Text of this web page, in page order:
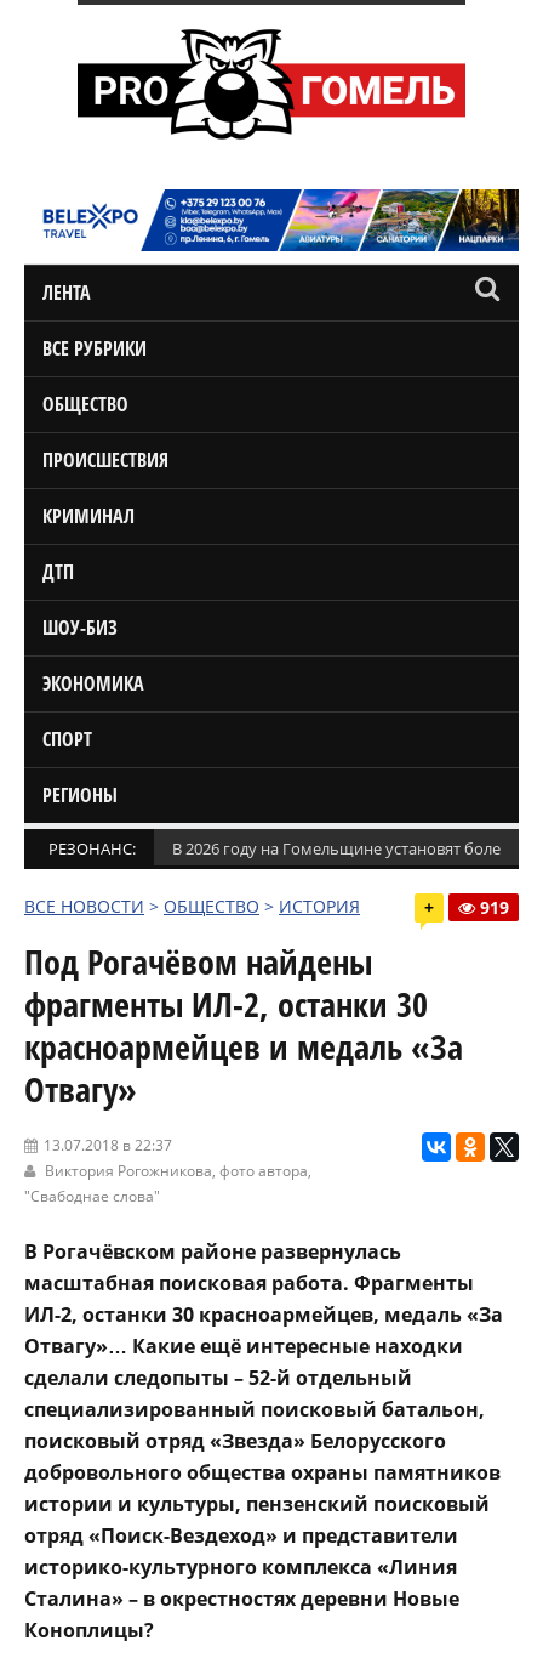
ЛЕНТА
ВСЕ РУБРИКИ
ОБЩЕСТВО
ПРОИСШЕСТВИЯ
КРИМИНАЛ
ДТП
ШОУ-БИЗ
ЭКОНОМИКА
СПОРТ
РЕГИОНЫ
РЕЗОНАНС: В 2026 году на Гомельщине установят более
ВСЕ НОВОСТИ > ОБЩЕСТВО > ИСТОРИЯ + 919
Под Рогачёвом найдены
фрагменты ИЛ-2, останки 30
красноармейцев и медаль «За
Отвагу»
13.07.2018 в 22:37
Виктория Рогожникова, фото автора,
"Свабоднае слова"
В Рогачёвском районе развернулась
масштабная поисковая работа. Фрагменты
ИЛ-2, останки 30 красноармейцев, медаль «За
Отвагу»… Какие ещё интересные находки
сделали следопыты – 52-й отдельный
специализированный поисковый батальон,
поисковый отряд «Звезда» Белорусского
добровольного общества охраны памятников
истории и культуры, пензенский поисковый
отряд «Поиск-Вездеход» и представители
историко-культурного комплекса «Линия
Сталина» – в окрестностях деревни Новые
Коноплицы?